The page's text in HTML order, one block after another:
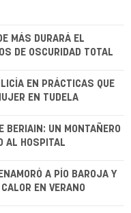
MÁS DURARÁ EL
DE OSCURIDAD TOTAL
EN PRÁCTICAS QUE
EN TUDELA
BERIAIN: UN MONTAÑERO
AL HOSPITAL
A PÍO BAROJA Y
EN VERANO